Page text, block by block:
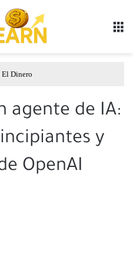
El Dinero
agente de IA:
y
OpenAI